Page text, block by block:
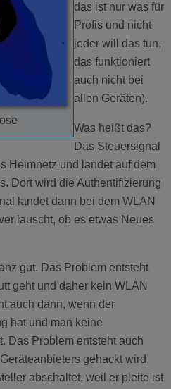
das ist nur was für
Profis und nicht
jeder will das tun,
das funktioniert
auch nicht bei
allen Geräten).
Was heißt das?
Das Steuersignal
Heimnetz und landet auf dem
Dort wird die Authentifizierung
landet dann bei dem WLAN
lauscht, ob es etwas Neues
gut. Das Problem entsteht
geht und daher kein WLAN
auch dann, wenn der
hat und man keine
Das Problem entsteht auch
gehackt wird,
abschaltet, weil er pleite ist